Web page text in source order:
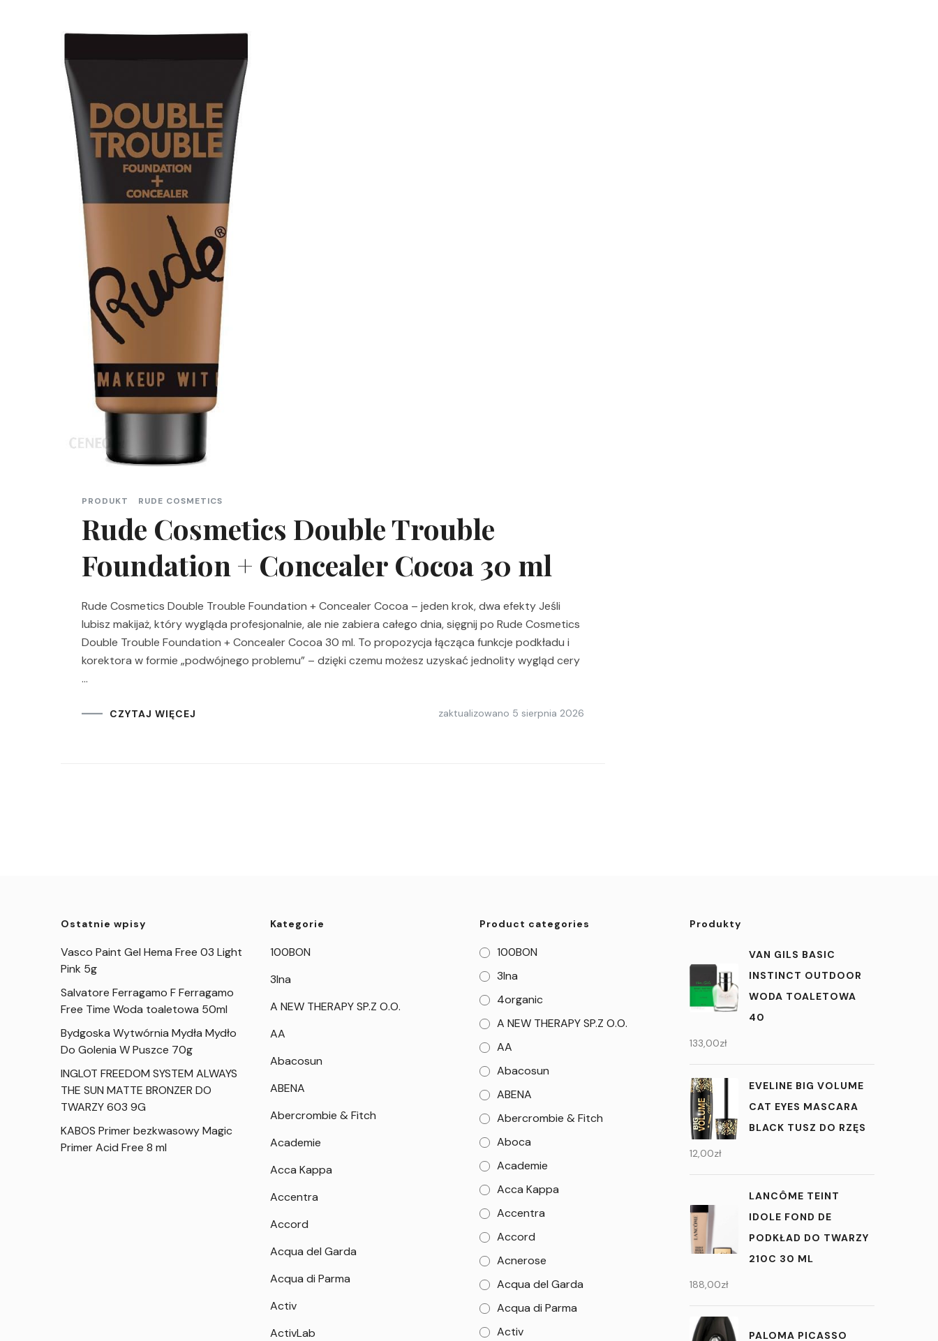
PRODUKT RUDE COSMETICS
Rude Cosmetics Double Trouble
Foundation + Concealer Cocoa 30 ml
Rude Cosmetics Double Trouble Foundation + Concealer Cocoa – jeden krok, dwa efekty Jeśli
lubisz makijaż, który wygląda profesjonalnie, ale nie zabiera całego dnia, sięgnij po Rude Cosmetics
Double Trouble Foundation + Concealer Cocoa 30 ml. To propozycja łącząca funkcje podkładu i
korektora w formie „podwójnego problemu” – dzięki czemu możesz uzyskać jednolity wygląd cery
…
CZYTAJ WIĘCEJ zaktualizowano 5 sierpnia 2026
Ostatnie wpisy
Vasco Paint Gel Hema Free 03 Light
Pink 5g
Salvatore Ferragamo F Ferragamo
Free Time Woda toaletowa 50ml
Bydgoska Wytwórnia Mydła Mydło
Do Golenia W Puszce 70g
INGLOT FREEDOM SYSTEM ALWAYS
THE SUN MATTE BRONZER DO
TWARZY 603 9G
KABOS Primer bezkwasowy Magic
Primer Acid Free 8 ml
Kategorie
100BON
3Ina
A NEW THERAPY SP.Z O.O.
AA
Abacosun
ABENA
Abercrombie & Fitch
Academie
Acca Kappa
Accentra
Accord
Acqua del Garda
Acqua di Parma
Activ
ActivLab
Product categories
100BON
3Ina
4organic
A NEW THERAPY SP.Z O.O.
AA
Abacosun
ABENA
Abercrombie & Fitch
Aboca
Academie
Acca Kappa
Accentra
Accord
Acnerose
Acqua del Garda
Acqua di Parma
Activ
Produkty
VAN GILS BASIC
INSTINCT OUTDOOR
WODA TOALETOWA
40
133,00zł
EVELINE BIG VOLUME
CAT EYES MASCARA
BLACK TUSZ DO RZĘS
12,00zł
LANCÔME TEINT
IDOLE FOND DE
PODKŁAD DO TWARZY
210C 30 ML
188,00zł
PALOMA PICASSO